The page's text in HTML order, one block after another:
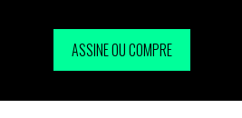
ASSINE OU COMPRE